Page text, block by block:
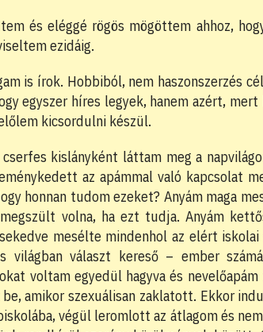
és eléggé rögös mögöttem ahhoz,
ezidáig.
is írok. Hobbiból, nem haszonszerzés
egyszer híres legyek, hanem azért,
kicsordulni készül.
cserfes kislányként láttam meg a
az apámmal való kapcsolat
honnan tudom ezeket? Anyám maga
volna, ha ezt tudja. Anyám
mesélte mindenhol az elért
világban választ kereső – ember
voltam egyedül hagyva és
amikor szexuálisan zaklatott. Ekkor
végül leromlott az átlagom és